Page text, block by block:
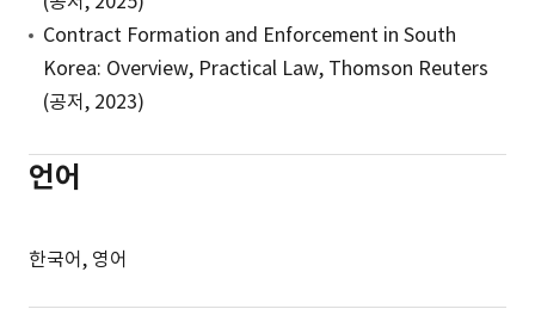
Contract Formation and Enforcement in South
Korea: Overview, Practical Law, Thomson Reuters
(공저, 2023)
언어
한국어, 영어